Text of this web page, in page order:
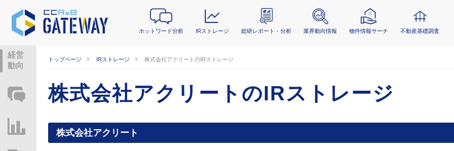
ホットワード分析 IRストレージ 総研レポート・分析 業界動向情報 物件情報サーチ 不動産基礎調査
経営
動向
ホットワード分析
IRストレージ
トップページ IRストレージ 株式会社アクリートのIRストレージ
株式会社アクリートのIRストレージ
株式会社アクリート